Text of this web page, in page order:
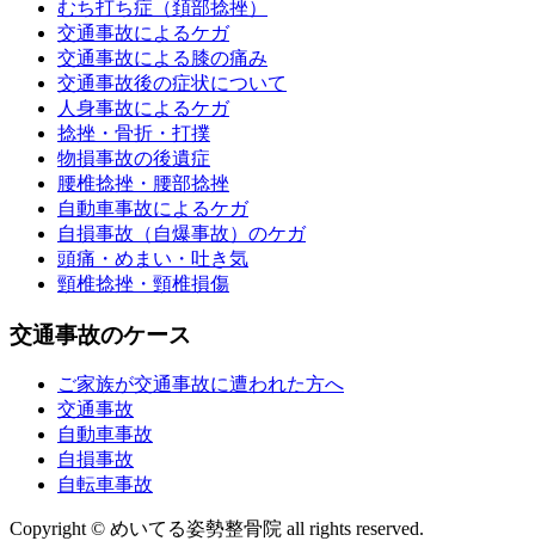
むち打ち症（頚部捻挫）
交通事故によるケガ
交通事故による膝の痛み
交通事故後の症状について
人身事故によるケガ
捻挫・骨折・打撲
物損事故の後遺症
腰椎捻挫・腰部捻挫
自動車事故によるケガ
自損事故（自爆事故）のケガ
頭痛・めまい・吐き気
頸椎捻挫・頸椎損傷
交通事故のケース
ご家族が交通事故に遭われた方へ
交通事故
自動車事故
自損事故
自転車事故
Copyright © めいてる姿勢整骨院 all rights reserved.